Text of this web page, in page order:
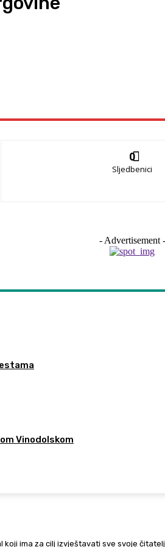
0
Sljedbenici
- Advertisement -
Vinodolskom
ima za cilj izvještavati sve svoje